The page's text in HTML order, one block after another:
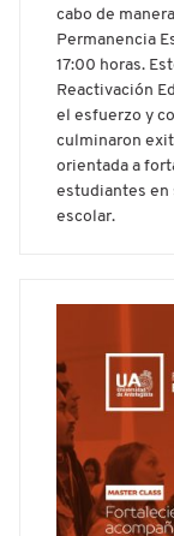
cabo de
Permanencia
17:00 horas.
Reactivación
el esfuerzo y
culminaron
orientada a
estudiantes en
escolar.